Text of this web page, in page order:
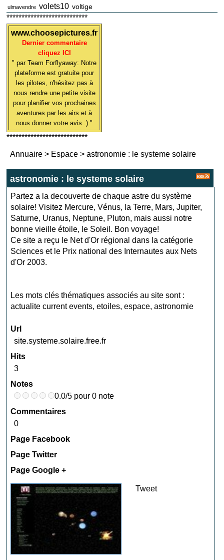
ulmavendre volets10 voltige
***************************
www.choosepictures.fr
Dernier commentaire
cliquez ICI
" par Team Forflyaway: Notre
plateforme est gratuite pour
les pilotes, n'hésitez pas à
nous rendre une petite visite
pour planifier vos prochaines
aventures par les airs et à
nous donner votre avis :) "
***************************
Annuaire > Espace >astronomie : le systeme solaire
astronomie : le systeme solaire
Partez a la decouverte de chaque astre du système
solaire! Visitez Mercure, Vénus, la Terre, Mars, Jupiter,
Saturne, Uranus, Neptune, Pluton, mais aussi notre
bonne vieille étoile, le Soleil. Bon voyage!
Ce site a reçu le Net d'Or régional dans la catégorie
Sciences et le Prix national des Internautes aux Nets
d'Or 2003.
Les mots clés thématiques associés au site sont :
actualite current events,etoiles,espace,astronomie
Url
site.systeme.solaire.free.fr
Hits
3
Notes
0.0/5 pour 0 note
Commentaires
0
Page Facebook
Page Twitter
Page Google +
Tweet